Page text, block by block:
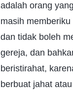
adalah orang
masih
dan tidak boleh
gereja, dan
beristirahat,
berbuat jahat